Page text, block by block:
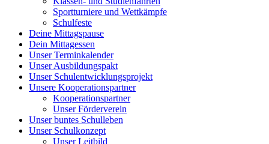
Sportturniere und Wettkämpfe
Schulfeste
Deine Mittagspause
Dein Mittagessen
Unser Terminkalender
Unser Ausbildungspakt
Unser Schulentwicklungsprojekt
Unsere Kooperationspartner
Kooperationspartner
Unser Förderverein
Unser buntes Schulleben
Unser Schulkonzept
Unser Leitbild